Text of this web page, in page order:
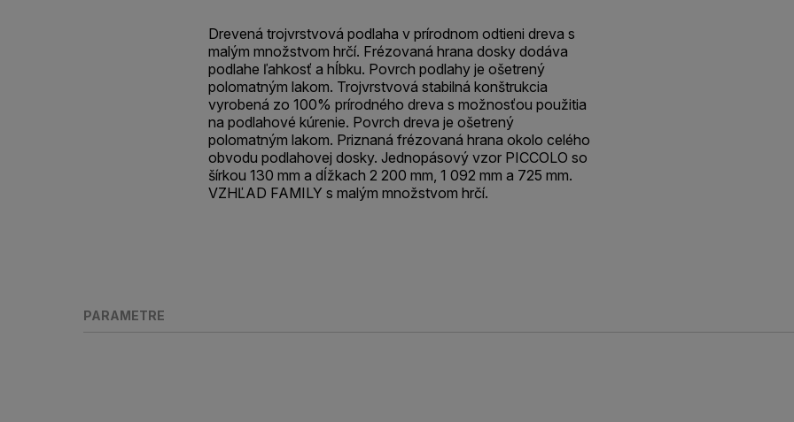
Drevená trojvrstvová podlaha v prírodnom odtieni dreva s
malým množstvom hrčí. Frézovaná hrana dosky dodáva
podlahe ľahkosť a hĺbku. Povrch podlahy je ošetrený
polomatným lakom. Trojvrstvová stabilná konštrukcia
vyrobená zo 100% prírodného dreva s možnosťou použitia
na podlahové kúrenie. Povrch dreva je ošetrený
polomatným lakom. Priznaná frézovaná hrana okolo celého
obvodu podlahovej dosky. Jednopásový vzor PICCOLO so
šírkou 130 mm a dĺžkach 2 200 mm, 1 092 mm a 725 mm.
VZHĽAD FAMILY s malým množstvom hrčí.
PARAMETRE